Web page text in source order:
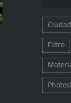
Ciudad
Filtro